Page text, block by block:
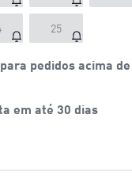
25
pedidos acima de
em até 30 dias